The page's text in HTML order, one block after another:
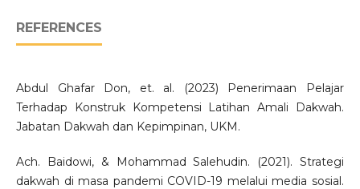
REFERENCES
Abdul Ghafar Don, et. al. (2023) Penerimaan Pelajar
Terhadap Konstruk Kompetensi Latihan Amali Dakwah.
Jabatan Dakwah dan Kepimpinan, UKM.
Ach. Baidowi, & Mohammad Salehudin. (2021). Strategi
dakwah di masa pandemi COVID-19 melalui media sosial.